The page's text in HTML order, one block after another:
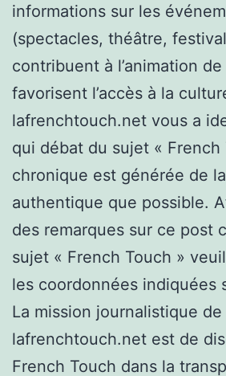
informations sur les
(spectacles, théâtre,
contribuent à l’animation
favorisent l’accès à la
lafrenchtouch.net vous a
qui débat du sujet « French
chronique est générée de
authentique que possible.
des remarques sur ce post
sujet « French Touch »
les coordonnées indiquées
La mission journalistique de
lafrenchtouch.net est de
French Touch dans la